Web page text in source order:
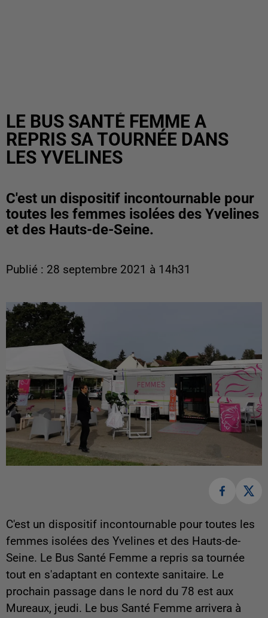
LE BUS SANTÉ FEMME A
REPRIS SA TOURNÉE DANS
LES YVELINES
C'est un dispositif incontournable pour
toutes les femmes isolées des Yvelines
et des Hauts-de-Seine.
Publié : 28 septembre 2021 à 14h31
C'est un dispositif incontournable pour toutes les
femmes isolées des Yvelines et des Hauts-de-
Seine. Le Bus Santé Femme a repris sa tournée
tout en s'adaptant en contexte sanitaire. Le
prochain passage dans le nord du 78 est aux
Mureaux, jeudi. Le bus Santé Femme arrivera à